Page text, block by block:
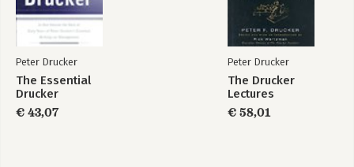
15. Know your strengths and values
16. Know your time; effective decisions
17. Functioning communication
18. Leadership as a work
20. The second half of your life
Peter Drucker
The Essential
Drucker
€ 43,07
Peter Drucker
The Drucker
Lectures
€ 58,01